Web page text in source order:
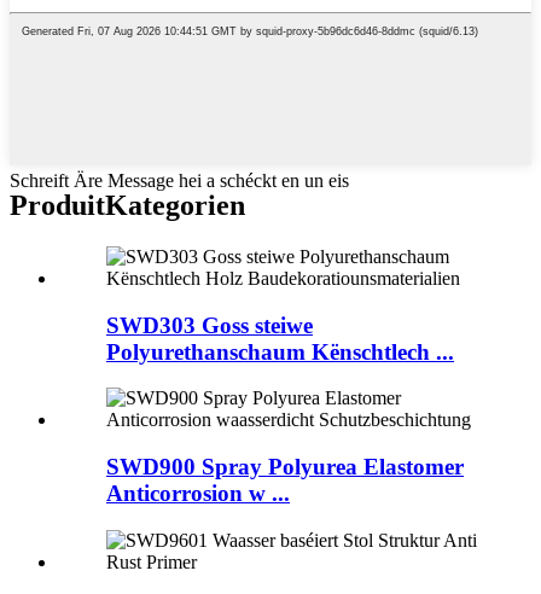
Schreift Äre Message hei a schéckt en un eis
ProduitKategorien
SWD303 Goss steiwe
Polyurethanschaum Kënschtlech ...
SWD900 Spray Polyurea Elastomer
Anticorrosion w ...